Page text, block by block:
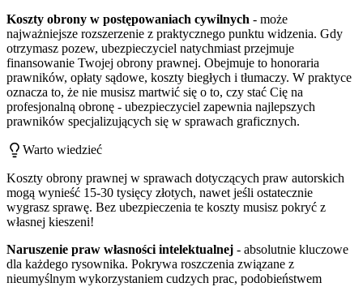
Koszty obrony w postępowaniach cywilnych - może
najważniejsze rozszerzenie z praktycznego punktu widzenia. Gdy
otrzymasz pozew, ubezpieczyciel natychmiast przejmuje
finansowanie Twojej obrony prawnej. Obejmuje to honoraria
prawników, opłaty sądowe, koszty biegłych i tłumaczy. W praktyce
oznacza to, że nie musisz martwić się o to, czy stać Cię na
profesjonalną obronę - ubezpieczyciel zapewnia najlepszych
prawników specjalizujących się w sprawach graficznych.
Warto wiedzieć
Koszty obrony prawnej w sprawach dotyczących praw autorskich
mogą wynieść 15-30 tysięcy złotych, nawet jeśli ostatecznie
wygrasz sprawę. Bez ubezpieczenia te koszty musisz pokryć z
własnej kieszeni!
Naruszenie praw własności intelektualnej - absolutnie kluczowe
dla każdego rysownika. Pokrywa roszczenia związane z
nieumyślnym wykorzystaniem cudzych prac, podobieństwem